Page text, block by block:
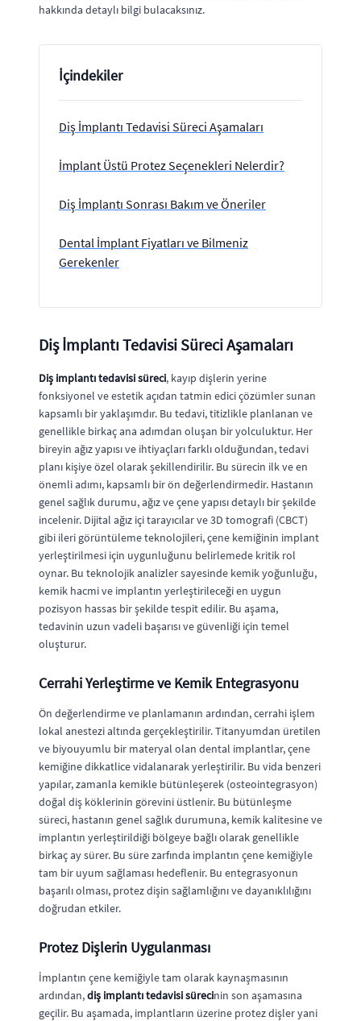
hakkında detaylı bilgi bulacaksınız.
İçindekiler
Diş İmplantı Tedavisi Süreci Aşamaları
İmplant Üstü Protez Seçenekleri Nelerdir?
Diş İmplantı Sonrası Bakım ve Öneriler
Dental İmplant Fiyatları ve Bilmeniz
Gerekenler
Diş İmplantı Tedavisi Süreci Aşamaları
Diş implantı tedavisi süreci, kayıp dişlerin yerine
fonksiyonel ve estetik açıdan tatmin edici çözümler sunan
kapsamlı bir yaklaşımdır. Bu tedavi, titizlikle planlanan ve
genellikle birkaç ana adımdan oluşan bir yolculuktur. Her
bireyin ağız yapısı ve ihtiyaçları farklı olduğundan, tedavi
planı kişiye özel olarak şekillendirilir. Bu sürecin ilk ve en
önemli adımı, kapsamlı bir ön değerlendirmedir. Hastanın
genel sağlık durumu, ağız ve çene yapısı detaylı bir şekilde
incelenir. Dijital ağız içi tarayıcılar ve 3D tomografi (CBCT)
gibi ileri görüntüleme teknolojileri, çene kemiğinin implant
yerleştirilmesi için uygunluğunu belirlemede kritik rol
oynar. Bu teknolojik analizler sayesinde kemik yoğunluğu,
kemik hacmi ve implantın yerleştirileceği en uygun
pozisyon hassas bir şekilde tespit edilir. Bu aşama,
tedavinin uzun vadeli başarısı ve güvenliği için temel
oluşturur.
Cerrahi Yerleştirme ve Kemik Entegrasyonu
Ön değerlendirme ve planlamanın ardından, cerrahi işlem
lokal anestezi altında gerçekleştirilir. Titanyumdan üretilen
ve biyouyumlu bir materyal olan dental implantlar, çene
kemiğine dikkatlice vidalanarak yerleştirilir. Bu vida benzeri
yapılar, zamanla kemikle bütünleşerek (osteointegrasyon)
doğal diş köklerinin görevini üstlenir. Bu bütünleşme
süreci, hastanın genel sağlık durumuna, kemik kalitesine ve
implantın yerleştirildiği bölgeye bağlı olarak genellikle
birkaç ay sürer. Bu süre zarfında implantın çene kemiğiyle
tam bir uyum sağlaması hedeflenir. Bu entegrasyonun
başarılı olması, protez dişin sağlamlığını ve dayanıklılığını
doğrudan etkiler.
Protez Dişlerin Uygulanması
İmplantın çene kemiğiyle tam olarak kaynaşmasının
ardından,diş implantı tedavisi sürecinin son aşamasına
geçilir. Bu aşamada, implantların üzerine protez dişler yani